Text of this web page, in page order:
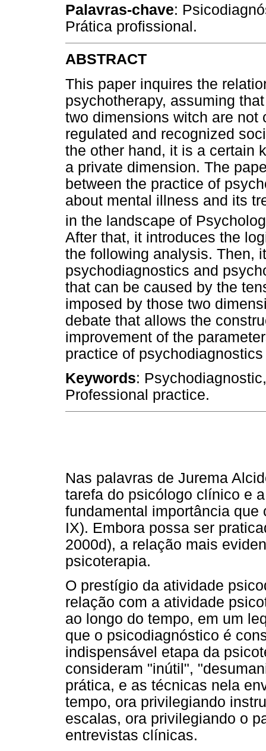
Palavras-chave:
Prática profissional.
ABSTRACT
This paper inquires the
psychotherapy, assuming
two dimensions witch are not
regulated and recognized
the other hand, it is a certain
a private dimension. The
between the practice of
about mental illness and its
in the landscape of
After that, it introduces the
the following analysis. Then,
psychodiagnostics and
that can be caused by the
imposed by those two
debate that allows the
improvement of the
practice of
Keywords:
Professional practice.
Nas palavras de Jurema
tarefa do psicólogo clínico e
fundamental importância
IX). Embora possa ser
2000d), a relação mais
psicoterapia.
O prestígio da atividade
relação com a atividade
ao longo do tempo, em um
que o psicodiagnóstico é
indispensável etapa da
consideram "inútil",
prática, e as técnicas nela
tempo, ora privilegiando
escalas, ora privilegiando o
entrevistas clínicas.